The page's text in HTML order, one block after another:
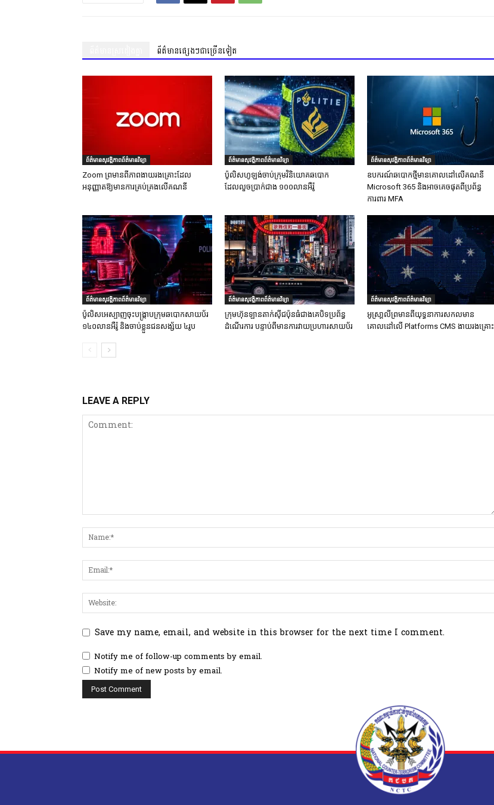
ព័ត៌មានផ្សេងៗជាច្រើនទៀត
ព័ត៌មានសុវត្ថិភាពព័ត៌មានវិទ្យា
Zoom ព្រមានពីភាពងាយរងគ្រោះដែល
អនុញ្ញាតឱ្យមានការគ្រប់គ្រងលើគណនី
ព័ត៌មានសុវត្ថិភាពព័ត៌មានវិទ្យា
ប៉ូលិសហូឡង់ចាប់ក្រុមវិនិយោគឆបោក
ដែលលួចប្រាក់ជាង ១០០លានអឺរ៉ូ
ព័ត៌មានសុវត្ថិភាពព័ត៌មានវិទ្យា
ឧបករណ៍ឆបោកថ្មីមានគោលដៅលើគណនី
Microsoft 365 និងអាចគេចផុតពីប្រព័ន្ធ
ការពារ MFA
ព័ត៌មានសុវត្ថិភាពព័ត៌មានវិទ្យា
ប៉ូលិសអេស្បាញចុះបង្រ្កាបក្រុមឆបោកសាយប័រ
១៤០លានអឺរ៉ូ និងចាប់ខ្លួនជនសង្ស័យ ៤រូប
ព័ត៌មានសុវត្ថិភាពព័ត៌មានវិទ្យា
ក្រុមហ៊ុនឡានតាក់ស៊ីជប៉ុនធំជាងគេបិទប្រព័ន្ធ
ដំណើរការ បន្ទាប់ពីមានការវាយប្រហារសាយប័រ
ព័ត៌មានសុវត្ថិភាពព័ត៌មានវិទ្យា
អូស្រា្តលីព្រមានពីយុទ្ធនាការសកលមាន
គោលដៅលើ Platforms CMS ងាយរងគ្រោះ
LEAVE A REPLY
Save my name, email, and website in this browser for the next time I comment.
Notify me of follow-up comments by email.
Notify me of new posts by email.